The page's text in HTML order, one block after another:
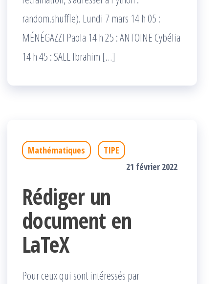
random.shuffle). Lundi 7 mars 14 h 05 :
MÉNÉGAZZI Paola 14 h 25 : ANTOINE Cybélia
14 h 45 : SALL Ibrahim […]
Mathématiques
TIPE
21 février 2022
Rédiger un
document en
LaTeX
Pour ceux qui sont intéressés par